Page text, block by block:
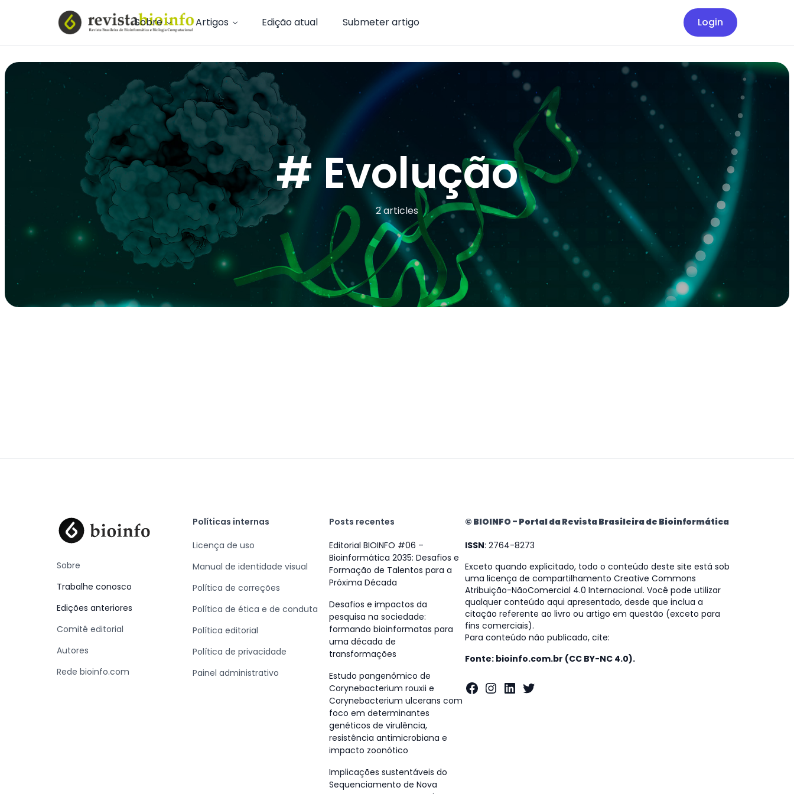
Sobre Artigos Edição atual Submeter artigo Login
# Evolução
2 articles
Sobre
Trabalhe conosco
Edições anteriores
Comitê editorial
Autores
Rede bioinfo.com
Políticas internas
Licença de uso
Manual de identidade visual
Política de correções
Política de ética e de conduta
Política editorial
Política de privacidade
Painel administrativo
Posts recentes
Editorial BIOINFO #06 –
Bioinformática 2035: Desafios e
Formação de Talentos para a
Próxima Década
Desafios e impactos da
pesquisa na sociedade:
formando bioinformatas para
uma década de
transformações
Estudo pangenômico de
Corynebacterium rouxii e
Corynebacterium ulcerans com
foco em determinantes
genéticos de virulência,
resistência antimicrobiana e
impacto zoonótico
Implicações sustentáveis do
Sequenciamento de Nova
© BIOINFO - Portal da Revista Brasileira de Bioinformática
ISSN: 2764-8273
Exceto quando explicitado, todo o conteúdo deste site está sob
uma licença de compartilhamento Creative Commons
Atribuição-NãoComercial 4.0 Internacional. Você pode utilizar
qualquer conteúdo aqui apresentado, desde que inclua a
citação referente ao livro ou artigo em questão (exceto para
fins comerciais).
Para conteúdo não publicado, cite:
Fonte: bioinfo.com.br (CC BY-NC 4.0).
Facebook
Instagram
LinkedIn
Twitter